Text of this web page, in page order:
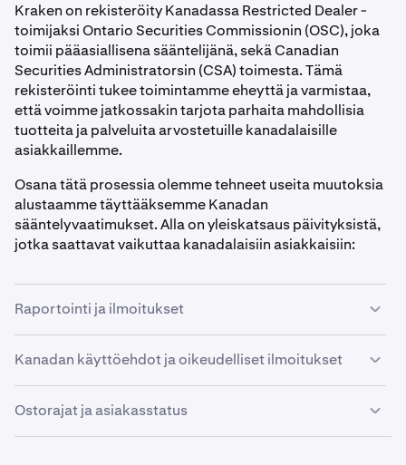
Kraken on rekisteröity Kanadassa Restricted Dealer -
toimijaksi Ontario Securities Commissionin (OSC), joka
toimii pääasiallisena sääntelijänä, sekä Canadian
Securities Administratorsin (CSA) toimesta. Tämä
rekisteröinti tukee toimintamme eheyttä ja varmistaa,
että voimme jatkossakin tarjota parhaita mahdollisia
tuotteita ja palveluita arvostetuille kanadalaisille
asiakkaillemme.
Osana tätä prosessia olemme tehneet useita muutoksia
alustaamme täyttääksemme Kanadan
sääntelyvaatimukset. Alla on yleiskatsaus päivityksistä,
jotka saattavat vaikuttaa kanadalaisiin asiakkaisiin:
Raportointi ja ilmoitukset
Kanadalaiset asiakkaat saavat tiliotteet kuukausittain.
Joka kuukausi asiakkaat saavat tiliotteen, joka kattaa
edellisen kuukauden tapahtumat.
Kanadan käyttöehdot ja oikeudelliset ilmoitukset
Meillä on erilliset käyttöehdot (Terms of Service)
kanadalaisille asiakkaille sekä useita Kanadaan liittyviä
oikeudellisia ilmoituksia, jotka ovat saatavilla
Ostorajat ja asiakasstatus